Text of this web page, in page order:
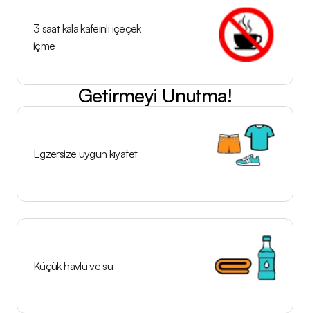
3 saat kala kafeinli içeçek
içme
Getirmeyi Unutma!
Egzersize uygun kıyafet
Küçük havlu ve su